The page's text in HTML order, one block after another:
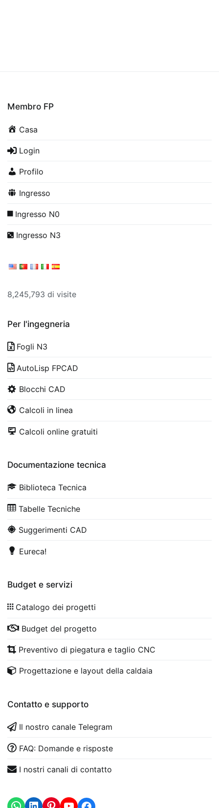
Membro FP
Casa
Login
Profilo
Ingresso
Ingresso N0
Ingresso N3
8,245,793 di visite
Per l'ingegneria
Fogli N3
AutoLisp FPCAD
Blocchi CAD
Calcoli in linea
Calcoli online gratuiti
Documentazione tecnica
Biblioteca Tecnica
Tabelle Tecniche
Suggerimenti CAD
Eureca!
Budget e servizi
Catalogo dei progetti
Budget del progetto
Preventivo di piegatura e taglio CNC
Progettazione e layout della caldaia
Contatto e supporto
Il nostro canale Telegram
FAQ: Domande e risposte
I nostri canali di contatto
WhatsApp
LinkedInhttps://